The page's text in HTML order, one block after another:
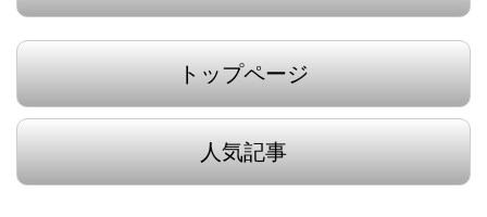
トップページ
人気記事